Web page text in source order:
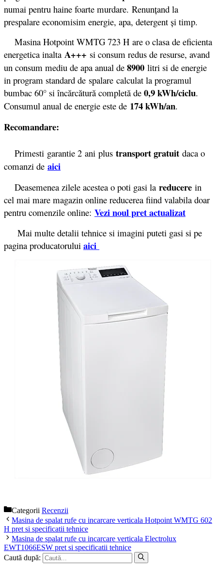
numai pentru haine foarte murdare. Renunţand la
prespalare economisim energie, apa, detergent şi timp.
Masina Hotpoint WMTG 723 H are o clasa de eficienta
energetica inalta A+++ si consum redus de resurse, avand
un consum mediu de apa anual de 8900 litri si de energie
in program standard de spalare calculat la programul
bumbac 60° si încărcătură completă de 0,9 kWh/ciclu.
Consumul anual de energie este de 174 kWh/an.
Recomandare:
Primesti garantie 2 ani plus transport gratuit daca o
comanzi de aici
Deasemenea zilele acestea o poti gasi la reducere in
cel mai mare magazin online reducerea fiind valabila doar
pentru comenzile online: Vezi noul pret actualizat
Mai multe detalii tehnice si imagini puteti gasi si pe
pagina producatorului aici
Categorii Recenzii
Masina de spalat rufe cu incarcare verticala Hotpoint WMTG 602
H pret si specificatii tehnice
Masina de spalat rufe cu incarcare verticala Electrolux
EWT1066ESW pret si specificatii tehnice
Caută după: